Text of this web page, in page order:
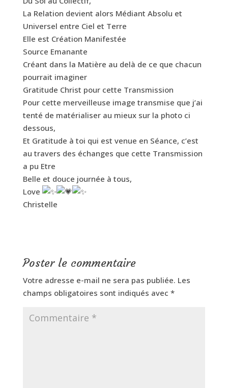
La Relation devient alors Médiant Absolu et
Universel entre Ciel et Terre
Elle est Création Manifestée
Source Emanante
Créant dans la Matière au delà de ce que chacun
pourrait imaginer
Gratitude Christ pour cette Transmission
Pour cette merveilleuse image transmise que j’ai
tenté de matérialiser au mieux sur la photo ci
dessous,
Et Gratitude à toi qui est venue en Séance, c’est
au travers des échanges que cette Transmission
a pu Etre
Belle et douce journée à tous,
Love
Christelle
Poster le commentaire
Votre adresse e-mail ne sera pas publiée. Les
champs obligatoires sont indiqués avec *